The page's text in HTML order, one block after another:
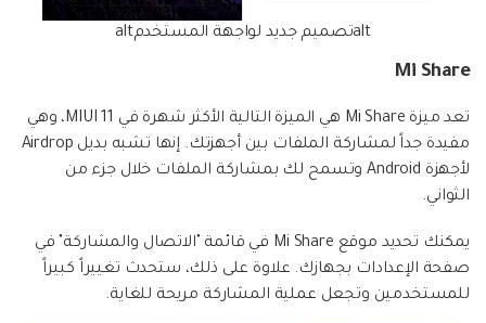
altتصميم جديد لواجهة المستخدمalt
Mi Share
تعد ميزة Mi Share هي الميزة التالية الأكثر شهرة في MIUI 11، وهي
مفيدة جداً لمشاركة الملفات بين أجهزتك. إنها تشبه بديل Airdrop
لأجهزة Android وتسمح لك بمشاركة الملفات خلال جزء من
الثواني.
يمكنك تحديد موقع Mi Share في قائمة "الاتصال والمشاركة" في
صفحة الإعدادات بجهازك. علاوة على ذلك، ستحدث تغييراً كبيراً
للمستخدمين وتجعل عملية المشاركة مريحة للغاية.